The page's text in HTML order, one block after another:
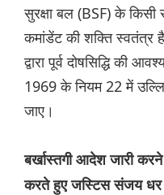
सुरक्षा बल (BSF) के
कमांडेंट की शक्ति स्वतंत्र
द्वारा पूर्व दोषसिद्धि की
1969 के नियम 22 में
जाए।
बर्खास्तगी आदेश जारी
करते हुए जस्टिस संजय धर